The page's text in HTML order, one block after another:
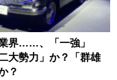
界……、「一強」
大勢力」か？「群雄
？